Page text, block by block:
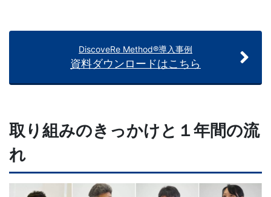
用
て
い
ま
DiscoveRe Method®導入事例
資料ダウンロードはこちら
取り組みのきっかけと１年間の流
れ